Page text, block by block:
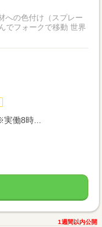
ォークで移動 世界
働8時...
1週間以内公開